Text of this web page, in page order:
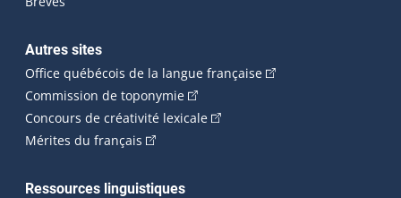
Autres sites
Office québécois de la langue française(Cet hyperlien
Commission de toponymie(Cet hyperlien externe s'ouvrira
Concours de créativité lexicale(Cet hyperlien externe
Mérites du français (Cet hyperlien externe s'ouvrira dans une
Ressources linguistiques